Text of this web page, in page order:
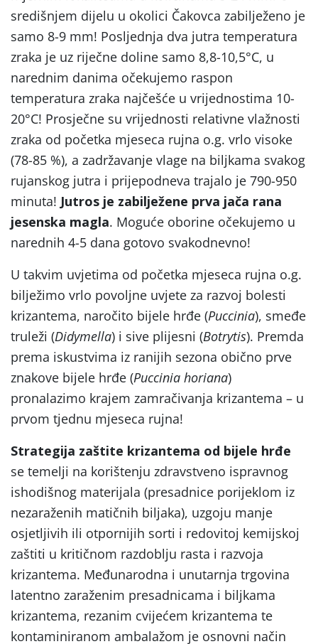
središnjem dijelu u okolici Čakovca zabilježeno je
samo 8-9 mm! Posljednja dva jutra temperatura
zraka je uz riječne doline samo 8,8-10,5°C, u
narednim danima očekujemo raspon
temperatura zraka najčešće u vrijednostima 10-
20°C! Prosječne su vrijednosti relativne vlažnosti
zraka od početka mjeseca rujna o.g. vrlo visoke
(78-85 %), a zadržavanje vlage na biljkama svakog
rujanskog jutra i prijepodneva trajalo je 790-950
minuta! Jutros je zabilježene prva jača rana
jesenska magla. Moguće oborine očekujemo u
narednih 4-5 dana gotovo svakodnevno!
U takvim uvjetima od početka mjeseca rujna o.g.
bilježimo vrlo povoljne uvjete za razvoj bolesti
krizantema, naročito bijele hrđe (Puccinia), smeđe
truleži (Didymella) i sive plijesni (Botrytis). Premda
prema iskustvima iz ranijih sezona obično prve
znakove bijele hrđe (Puccinia horiana)
pronalazimo krajem zamračivanja krizantema – u
prvom tjednu mjeseca rujna!
Strategija zaštite krizantema od bijele hrđe
se temelji na korištenju zdravstveno ispravnog
ishodišnog materijala (presadnice porijeklom iz
nezaraženih matičnih biljaka), uzgoju manje
osjetljivih ili otpornijih sorti i redovitoj kemijskoj
zaštiti u kritičnom razdoblju rasta i razvoja
krizantema. Međunarodna i unutarnja trgovina
latentno zaraženim presadnicama i biljkama
krizantema, rezanim cvijećem krizantema te
kontaminiranom ambalažom je osnovni način